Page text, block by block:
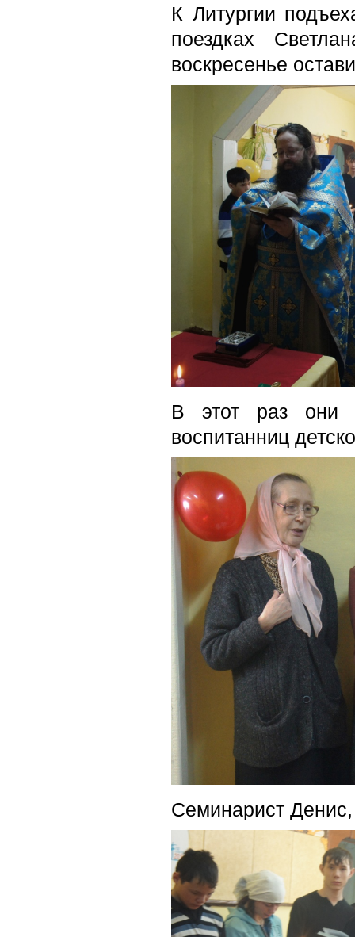
К Литургии
поездках
воскресенье
В этот раз они
воспитанниц
Семинарист Денис,